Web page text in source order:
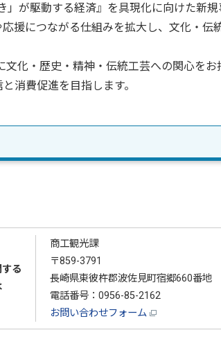
が駆動する経済』を具現化に向けた新規
援につながる仕組みを拡大し、文化・
化・歴史・精神・伝統工芸への関心をお
消費促進を目指します。
る
商工観光課
〒859-3791
長崎県東彼杵郡波佐見町宿郷660番地
電話番号： 0956-85-2162
お問い合わせフォーム